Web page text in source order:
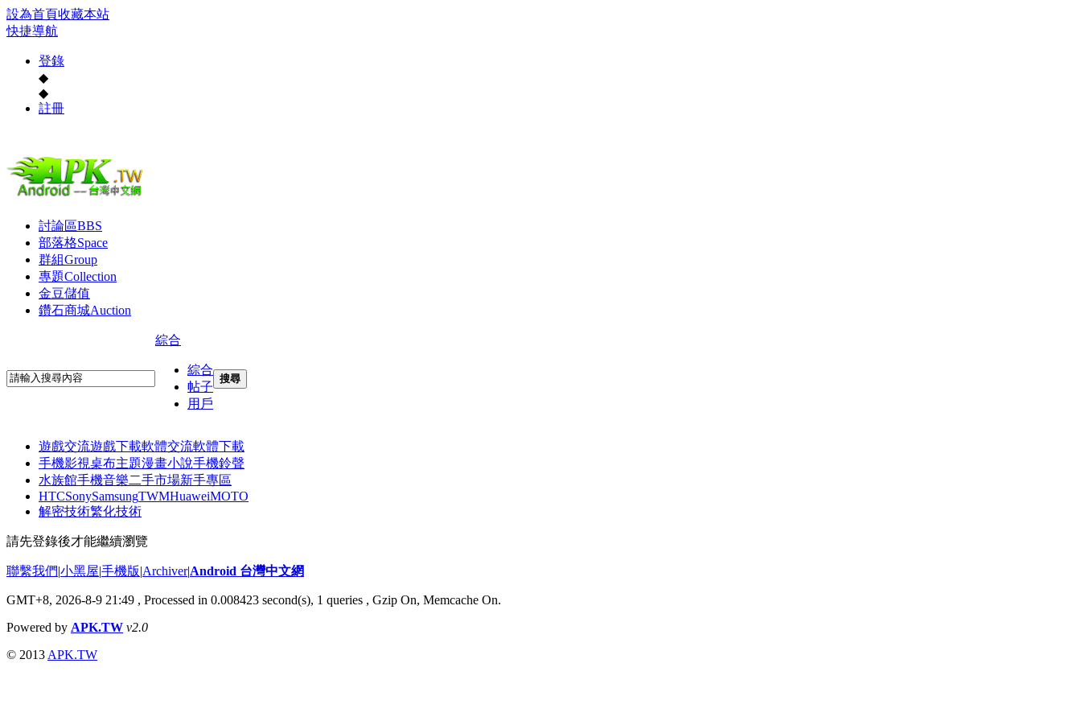
設為首頁收藏本站
快捷導航
登錄
◆
◆
註冊
討論區BBS
部落格Space
群組Group
專題Collection
金豆儲值
鑽石商城Auction
綜合
綜合
帖子
用戶
搜尋
遊戲交流遊戲下載軟體交流軟體下載
手機影視桌布主題漫畫小說手機鈴聲
水族館手機音樂二手市場新手專區
HTCSonySamsungTWMHuaweiMOTO
解密技術繁化技術
請先登錄後才能繼續瀏覽
聯繫我們|小黑屋|手機版|Archiver|Android 台灣中文網
GMT+8, 2026-8-9 21:49 , Processed in 0.008423 second(s), 1 queries , Gzip On, Memcache On.
Powered by APK.TW v2.0
© 2013 APK.TW